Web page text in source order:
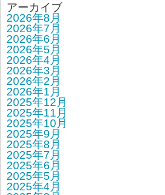
アーカイブ
2026年8月
2026年7月
2026年6月
2026年5月
2026年4月
2026年3月
2026年2月
2026年1月
2025年12月
2025年11月
2025年10月
2025年9月
2025年8月
2025年7月
2025年6月
2025年5月
2025年4月